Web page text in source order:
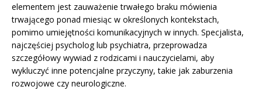
elementem jest zauważenie trwałego braku mówienia
trwającego ponad miesiąc w określonych kontekstach,
pomimo umiejętności komunikacyjnych w innych. Specjalista,
najczęściej psycholog lub psychiatra, przeprowadza
szczegółowy wywiad z rodzicami i nauczycielami, aby
wykluczyć inne potencjalne przyczyny, takie jak zaburzenia
rozwojowe czy neurologiczne.